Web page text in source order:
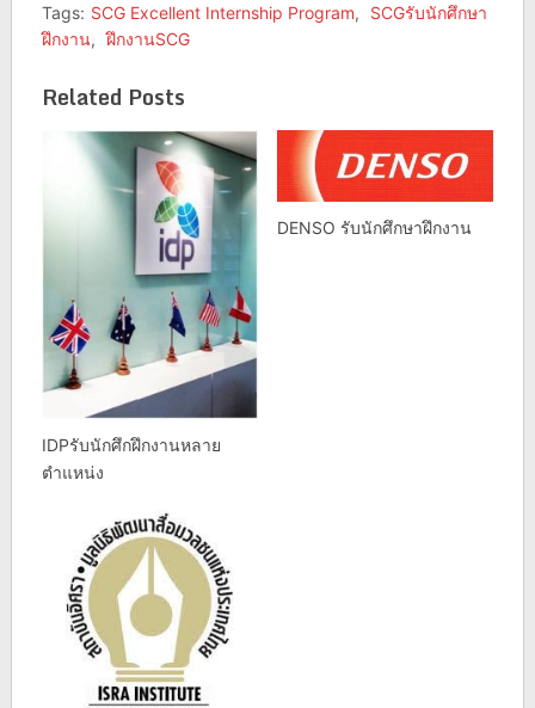
Tags: SCG Excellent Internship Program,
SCGรับนักศึกษา
ฝึกงาน, ฝึกงานSCG
Related Posts
IDPรับนักศึกฝึกงานหลาย
ตำแหน่ง
DENSO รับนักศึกษาฝึกงาน